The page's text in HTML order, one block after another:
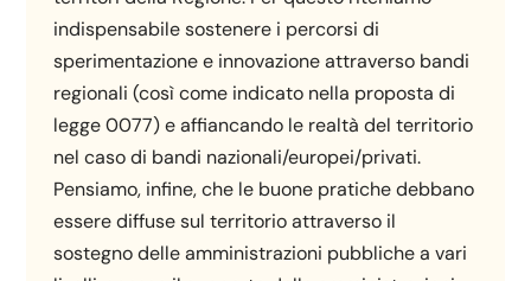
indispensabile sostenere i percorsi di
sperimentazione e innovazione attraverso bandi
regionali (così come indicato nella proposta di
legge 0077) e affiancando le realtà del territorio
nel caso di bandi nazionali/europei/privati.
Pensiamo, infine, che le buone pratiche debbano
essere diffuse sul territorio attraverso il
sostegno delle amministrazioni pubbliche a vari